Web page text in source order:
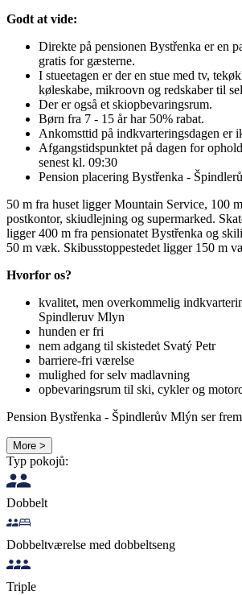
Godt at vide:
Direkte på pensionen Bystřenka er en
gratis for gæsterne.
I stueetagen er der en stue med tv,
køleskabe, mikroovn og redskaber til
Der er også et skiopbevaringsrum.
Børn fra 7 - 15 år har 50% rabat.
Ankomsttid på indkvarteringsdagen er
Afgangstidspunktet på dagen for
senest kl. 09:30
Pension placering Bystřenka -
50 m fra huset ligger Mountain Service, 100
postkontor, skiudlejning og supermarked.
ligger 400 m fra pensionatet Bystřenka og
50 m væk. Skibusstoppestedet ligger 150 m
Hvorfor os?
kvalitet, men overkommelig
Spindleruv Mlyn
hunden er fri
nem adgang til skistedet Svatý Petr
barriere-fri værelse
mulighed for selv madlavning
opbevaringsrum til ski, cykler og
Pension Bystřenka - Špindlerův Mlýn ser
More >
Typ pokojů:
Dobbelt
Dobbeltværelse med dobbeltseng
Triple